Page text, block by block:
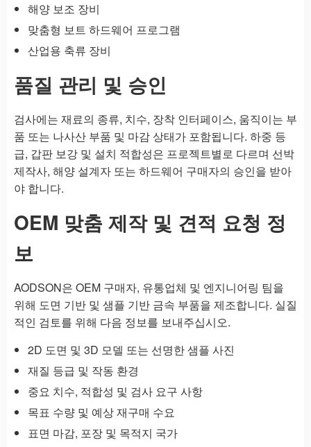
해양 보조 장비
맞춤형 보트 하드웨어 프로그램
산업용 축류 장비
품질 관리 및 승인
검사에는 재료의 종류, 치수, 장착 인터페이스, 움직이는 부
품 또는 나사산 부품 및 마감 상태가 포함됩니다. 하중 등
급, 갑판 보강 및 설치 적합성은 프로젝트별로 다르며 선박
제작사, 해양 설계자 또는 하드웨어 구매자의 승인을 받아
야 합니다.
OEM 맞춤 제작 및 견적 요청 정
보
AODSON은 OEM 구매자, 유통업체 및 엔지니어링 팀을
위해 도면 기반 및 샘플 기반 금속 부품을 제조합니다. 실질
적인 검토를 위해 다음 정보를 보내주십시오.
2D 도면 및 3D 모델 또는 선명한 샘플 사진
재질 등급 및 작동 환경
중요 치수, 적합성 및 검사 요구 사항
목표 수량 및 예상 재구매 수요
표면 마감, 포장 및 목적지 국가